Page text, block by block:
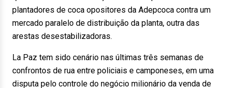
plantadores de coca opositores da Adepcoca contra um
mercado paralelo de distribuição da planta, outra das
arestas desestabilizadoras.
La Paz tem sido cenário nas últimas três semanas de
confrontos de rua entre policiais e camponeses, em uma
disputa pelo controle do negócio milionário da venda de